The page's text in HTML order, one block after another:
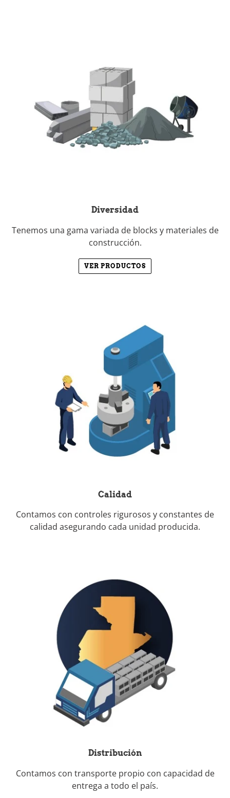
Diversidad
Tenemos una gama variada de blocks y materiales de
construcción.
VER PRODUCTOS
Calidad
Contamos con controles rigurosos y constantes de
calidad asegurando cada unidad producida.
Distribución
Contamos con transporte propio con capacidad de
entrega a todo el país.